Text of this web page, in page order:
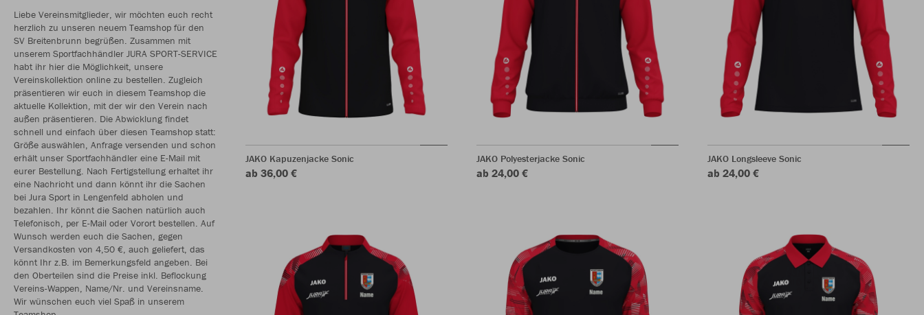
Liebe Vereinsmitglieder, wir möchten euch recht
herzlich zu unseren neuem Teamshop für den
SV Breitenbrunn begrüßen. Zusammen mit
unserem Sportfachhändler JURA SPORT-SERVICE
habt ihr hier die Möglichkeit, unsere
Vereinskollektion online zu bestellen. Zugleich
präsentieren wir euch in diesem Teamshop die
aktuelle Kollektion, mit der wir den Verein nach
außen präsentieren. Die Abwicklung findet
schnell und einfach über diesen Teamshop statt:
Größe auswählen, Anfrage versenden und schon
erhält unser Sportfachhändler eine E-Mail mit
eurer Bestellung. Nach Fertigstellung erhaltet ihr
eine Nachricht und dann könnt ihr die Sachen
bei Jura Sport in Lengenfeld abholen und
bezahlen. Ihr könnt die Sachen natürlich auch
Telefonisch, per E-Mail oder Vorort bestellen. Auf
Wunsch werden euch die Sachen, gegen
Versandkosten von 4,50 €, auch geliefert, das
könnt Ihr z.B. im Bemerkungsfeld angeben. Bei
den Oberteilen sind die Preise inkl. Beflockung
Vereins-Wappen, Name/Nr. und Vereinsname.
Wir wünschen euch viel Spaß in unserem
JAKO Kapuzenjacke Sonic
ab 36,00 €
JAKO Polyesterjacke Sonic
ab 24,00 €
JAKO Longsleeve Sonic
ab 24,00 €